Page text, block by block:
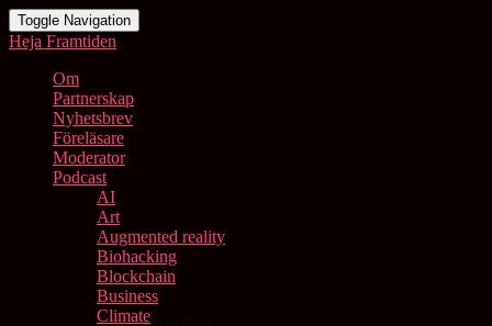
Toggle Navigation
Heja Framtiden
Om
Partnerskap
Nyhetsbrev
Föreläsare
Moderator
Podcast
AI
Art
Augmented reality
Biohacking
Blockchain
Business
Climate